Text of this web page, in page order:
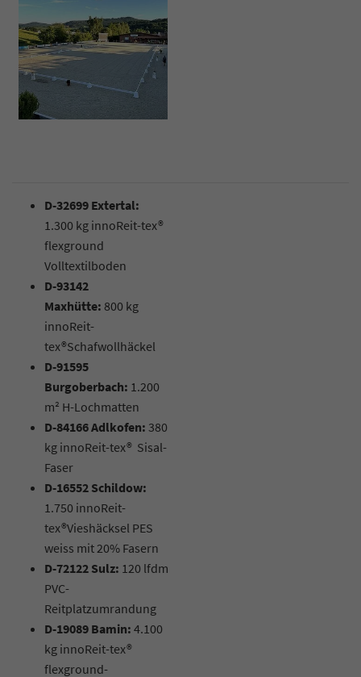
D-32699 Extertal:
1.300 kg innoReit-tex®
flexground
Volltextilboden
D-93142
Maxhütte: 800 kg
innoReit-
tex®Schafwollhäckel
D-91595
Burgoberbach: 1.200
m² H-Lochmatten
D-84166 Adlkofen: 380
kg innoReit-tex® Sisal-
Faser
D-16552 Schildow:
1.750 innoReit-
tex®Vieshäcksel PES
weiss mit 20% Fasern
D-72122 Sulz: 120 lfdm
PVC-
Reitplatzumrandung
D-19089 Bamin: 4.100
kg innoReit-tex®
flexground-